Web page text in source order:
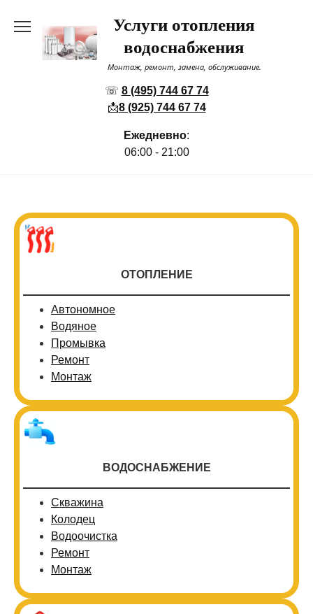
содержанию
Услуги отопления
водоснабжения
Монтаж, ремонт, замена, обслуживание.
☏ 8 (495) 744 67 74
📩8 (925) 744 67 74
Ежедневно:
06:00 - 21:00
ОТОПЛЕНИЕ
Автономное
Водяное
Промывка
Ремонт
Монтаж
ВОДОСНАБЖЕНИЕ
Скважина
Колодец
Водоочистка
Ремонт
Монтаж